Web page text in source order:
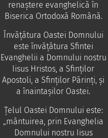
renaștere evanghelică în
Biserica Ortodoxă Română.
Învăţătura Oastei Domnului
este învăţătura Sfintei
Evanghelii a Domnului nostru
Iisus Hristos, a Sfinţilor
Apostoli, a Sfinţilor Părinţi, şi
a înaintaşilor Oastei.
Ţelul Oastei Domnului este:
„mântuirea, prin Evanghelia
Domnului nostru Iisus